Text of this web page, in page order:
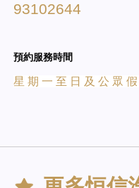
93102644
預約服務時間
星 期 一 至 日 及 公 眾